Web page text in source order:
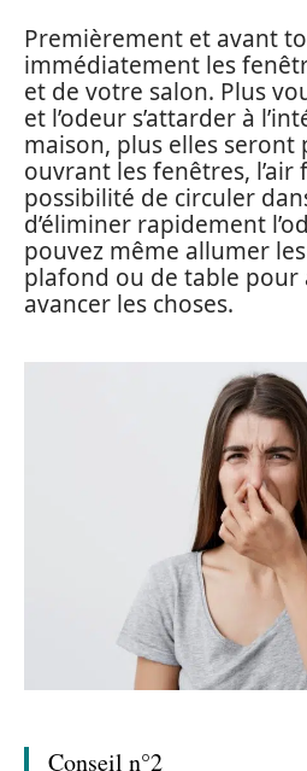
Premièrement et avant
immédiatement les
et de votre salon. Plus
et l’odeur s’attarder à
maison, plus elles seront
ouvrant les fenêtres, l’air
possibilité de circuler
d’éliminer rapidement
pouvez même allumer
plafond ou de table pour
avancer les choses.
Conseil n°2